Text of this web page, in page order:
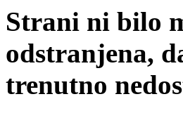
Strani ni bilo
odstranjena,
trenutno